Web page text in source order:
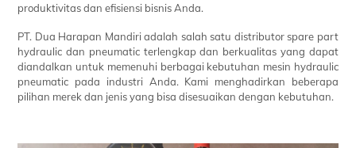
produktivitas dan efisiensi bisnis Anda.
PT. Dua Harapan Mandiri adalah salah satu distributor spare part
hydraulic dan pneumatic terlengkap dan berkualitas yang dapat
diandalkan untuk memenuhi berbagai kebutuhan mesin hydraulic
pneumatic pada industri Anda. Kami menghadirkan beberapa
pilihan merek dan jenis yang bisa disesuaikan dengan kebutuhan.